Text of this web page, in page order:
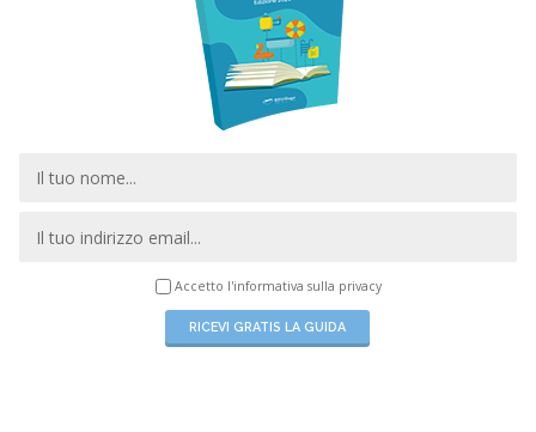
Accetto l'informativa sulla privacy